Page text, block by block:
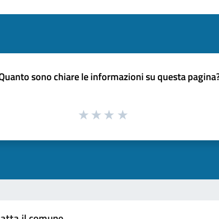
sono chiare le informazioni su questa